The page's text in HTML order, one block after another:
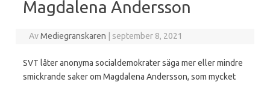
Magdalena Andersson
AvMediegranskaren september 8, 2021
SVT låter anonyma socialdemokrater säga mer eller mindre
smickrande saker om Magdalena Andersson, som mycket